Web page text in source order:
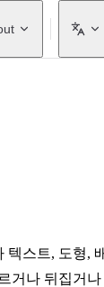
텍스트, 도형,
거나 뒤집거